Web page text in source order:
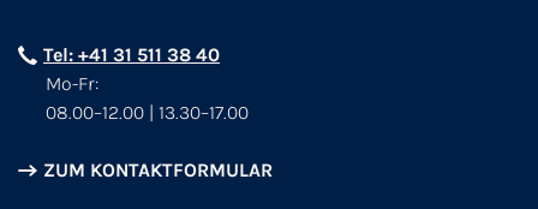
Tel: +41 31 511 38 40
Mo-Fr:
08.00–12.00 | 13.30–17.00
ZUM KONTAKTFORMULAR